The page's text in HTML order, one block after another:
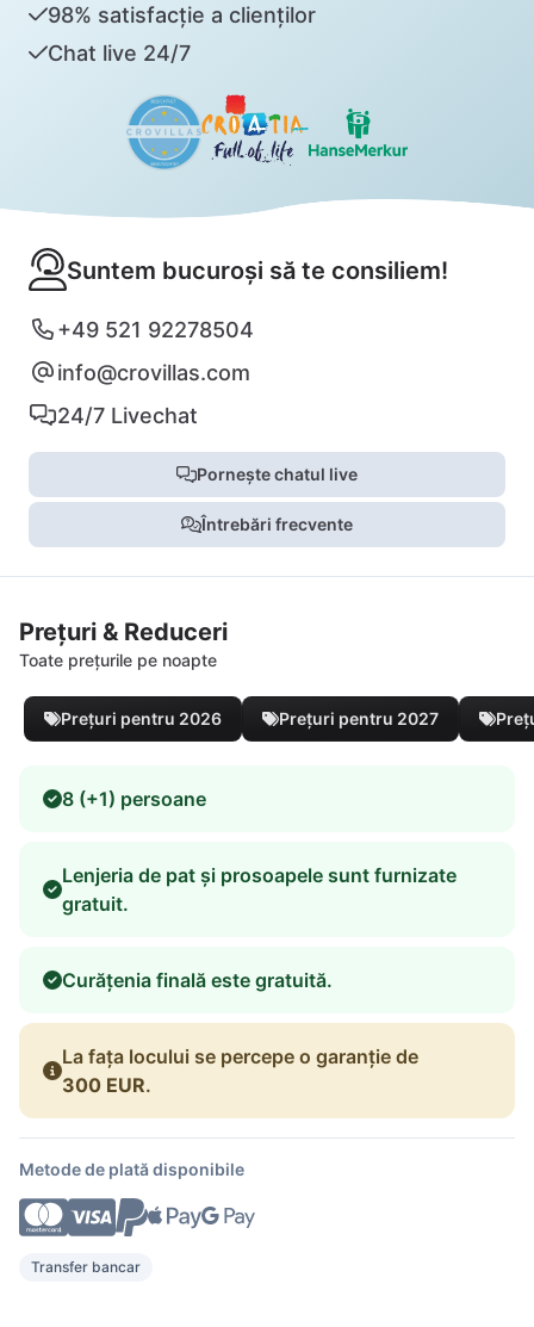
98% satisfacție a clienților
Chat live 24/7
Suntem bucuroși să te consiliem!
+49 521 92278504
info@crovillas.com
24/7 Livechat
Pornește chatul live
Întrebări frecvente
Prețuri & Reduceri
Toate prețurile pe noapte
Prețuri pentru 2026 Prețuri pentru 2027
8 (+1) persoane
Lenjeria de pat și prosoapele sunt furnizate
gratuit.
Curățenia finală este gratuită.
La fața locului se percepe o garanție de
300 EUR.
Metode de plată disponibile
Transfer bancar